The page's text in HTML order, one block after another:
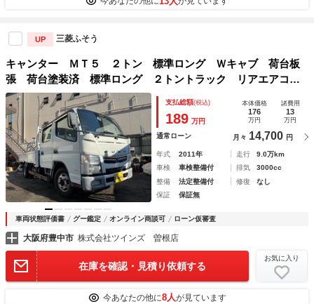
UP 三菱ふそう
キャンター ＭＴ５ ２トン 標準ロング Ｗキャブ 荷台板
張 荷台塗装済 標準ロング ２トントラック リアエアコ
ン 電格格納ミラー ドライブレコーダー ５ｔ限定準中型免
許 車両重量２６２０ｋｇ 車両総重量４９５０ｋｇ 荷寸３
３５×１７８×３７ 外寸５９９×１９０×２０７
支払総額(税込)
189 万円
本体価格
176
万円
諸費用
13
万円
通常ローン 月々 14,700 円
年式 2011年 走行
9.0万km
車検
車検整備付 排気
3000cc
整備
法定整備付 修復
なし
保証
保証無
車両状態評価書 グー鑑定 オンライン商談可 ローン仮審査
大阪府豊中市 株式会社ツインズ 曽根店
在庫を確認・見積り依頼する
お気に入り
今あなたの他に8人が見ています